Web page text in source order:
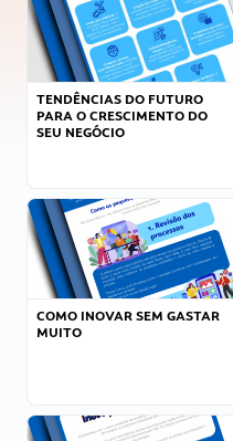
TENDÊNCIAS DO FUTURO
PARA O CRESCIMENTO DO
SEU NEGÓCIO
COMO INOVAR SEM GASTAR
MUITO